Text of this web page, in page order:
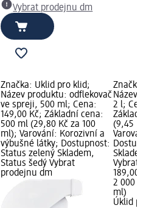
Vybrat prodejnu dm
Značka: Úklid pro klid;
Název produktu: odflekovač
ve spreji, 500 ml; Cena:
149,00 Kč; Základní cena:
500 ml (29,80 Kč za 100
ml); Varování: Korozivní a
výbušné látky; Dostupnost:
Status zelený Skladem,
Status šedý Vybrat
prodejnu dm
Značka:
Název
2 l;
(9,45 Kč
Vybrat
189,00
2 000 ml
ml)
Úklid